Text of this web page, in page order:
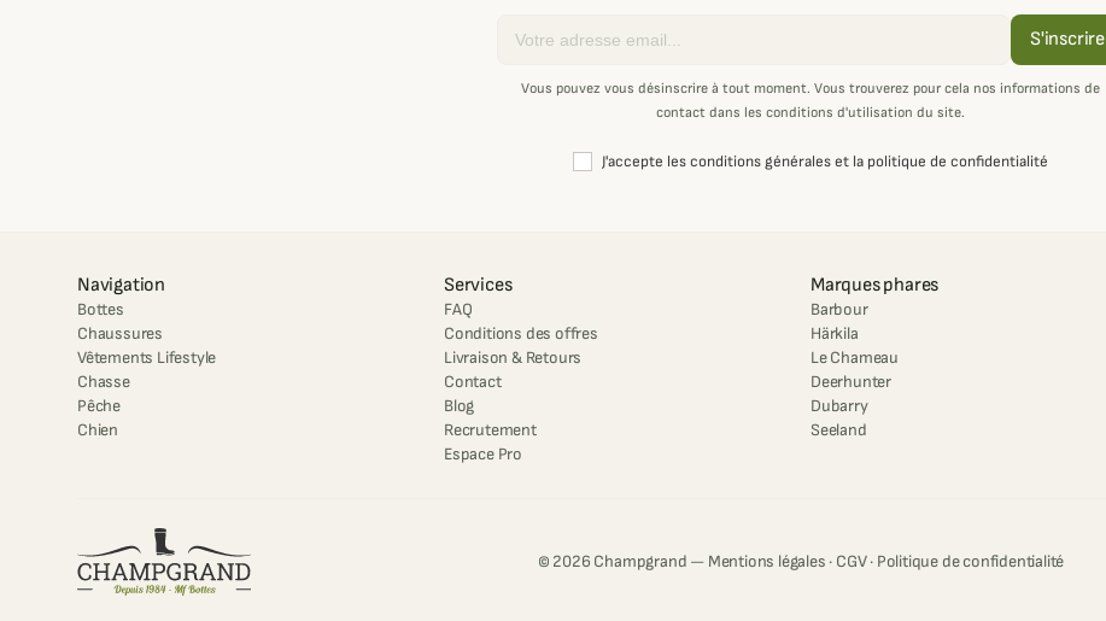
S'inscrire
Vous pouvez vous désinscrire à tout moment. Vous trouverez pour cela nos informations de
contact dans les conditions d'utilisation du site.
J'accepte les conditions générales et la politique de confidentialité
Navigation
Bottes
Chaussures
Vêtements Lifestyle
Chasse
Pêche
Chien
Services
FAQ
Conditions des offres
Livraison & Retours
Contact
Blog
Recrutement
Espace Pro
Marques phares
Barbour
Härkila
Le Chameau
Deerhunter
Dubarry
Seeland
© 2026 Champgrand — Mentions légales · CGV· Politique de confidentialité